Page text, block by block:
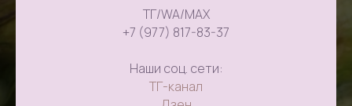
ТГ/WA/MAX
+7 (977) 817-83-37
Наши соц. сети:
ТГ-канал